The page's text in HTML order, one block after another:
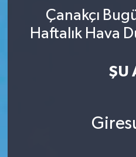
Çanakçı
Haftalık Hava
ŞU
Kültür-Sanat
Son Dakika Haberleri